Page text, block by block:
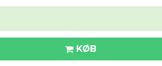
KØB